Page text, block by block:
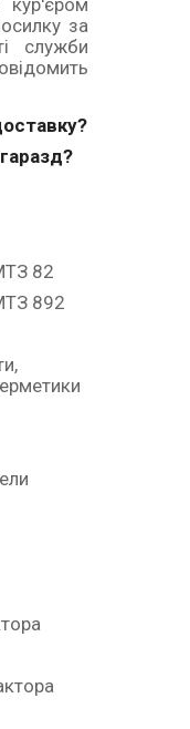
кур'єром
за
служби
82
892